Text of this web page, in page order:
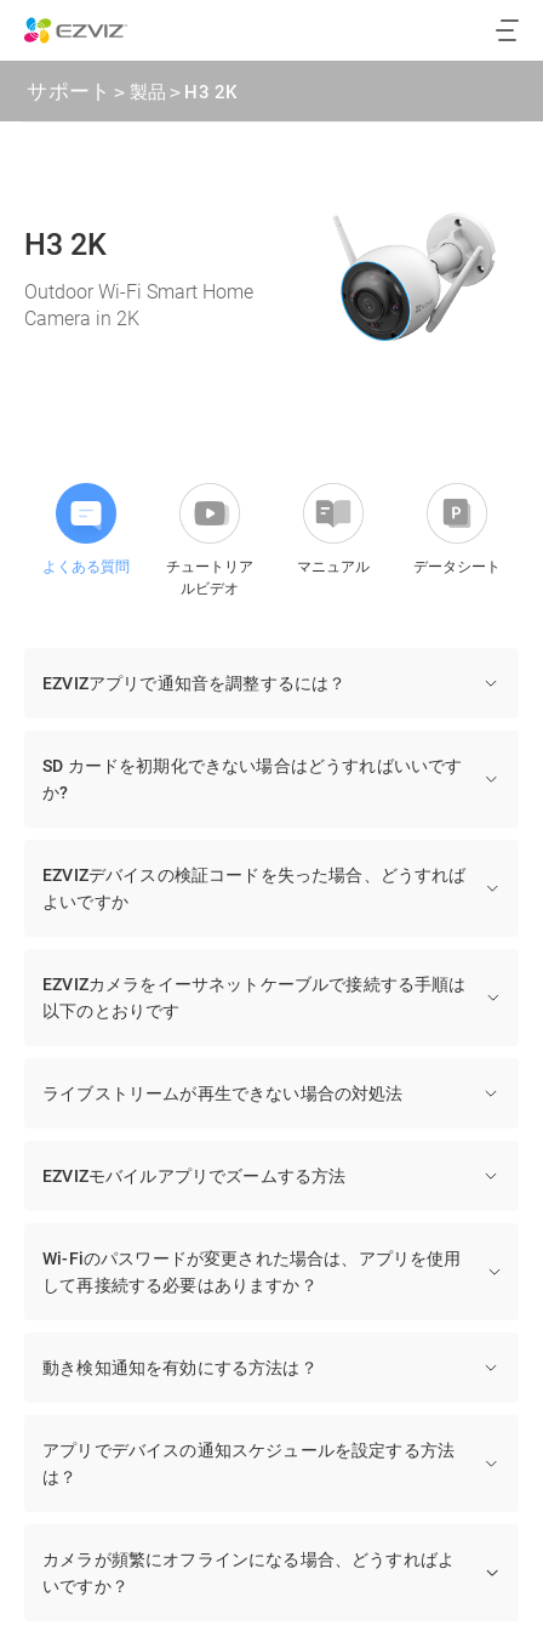
サポート > 製品 > H3 2K
H3 2K
Outdoor Wi-Fi Smart Home
Camera in 2K
よくある質問
チュートリア
ルビデオ
マニュアル データシート
EZVIZアプリで通知音を調整するには？
SD カードを初期化できない場合はどうすればいいです
か?
EZVIZデバイスの検証コードを失った場合、どうすれば
よいですか
EZVIZカメラをイーサネットケーブルで接続する手順は
以下のとおりです
ライブストリームが再生できない場合の対処法
EZVIZモバイルアプリでズームする方法
Wi-Fiのパスワードが変更された場合は、アプリを使用
して再接続する必要はありますか？
動き検知通知を有効にする方法は？
アプリでデバイスの通知スケジュールを設定する方法
は？
カメラが頻繁にオフラインになる場合、どうすればよ
いですか？